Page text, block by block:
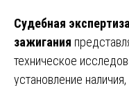
Судебная
зажигания
техническое
установление